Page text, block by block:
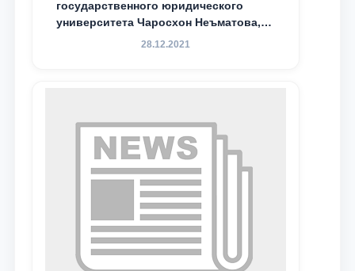
государственного юридического
университета Чаросхон Неъматова,
Севдо Хакимходжаева, Анбарой
специальной стипендии имени
Хадичи Сулеймановой.
28.12.2021